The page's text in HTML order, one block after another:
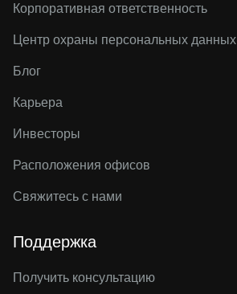
Корпоративная ответственность
Центр охраны персональных данных
Блог
Карьера
Инвесторы
Расположения офисов
Свяжитесь с нами
Поддержка
Получить консультацию